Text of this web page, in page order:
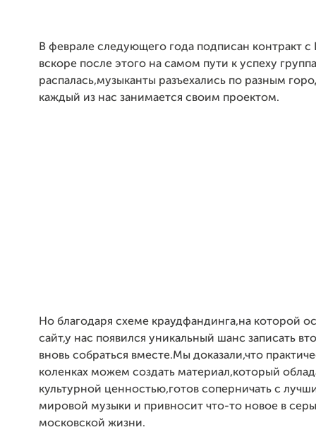
В феврале следующего года подписан контракт с
вскоре после этого на самом пути к успеху группа
распалась,музыканты разъехались по разным
каждый из нас занимается своим проектом.
Но благодаря схеме краудфандинга,на которой
сайт,у нас появился уникальный шанс записать
вновь собраться вместе.Мы доказали,что
коленках можем создать материал,который
культурной ценностью,готов соперничать с
мировой музыки и привносит что-то новое в
московской жизни.